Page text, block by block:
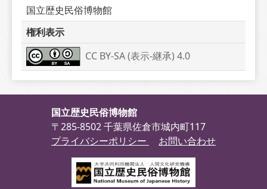
国立歴史民俗博物館
権利表示
CC BY-SA (表示-継承) 4.0
国立歴史民俗博物館
〒285-8502 千葉県佐倉市城内町117
プライバシーポリシー
お問い合わせ